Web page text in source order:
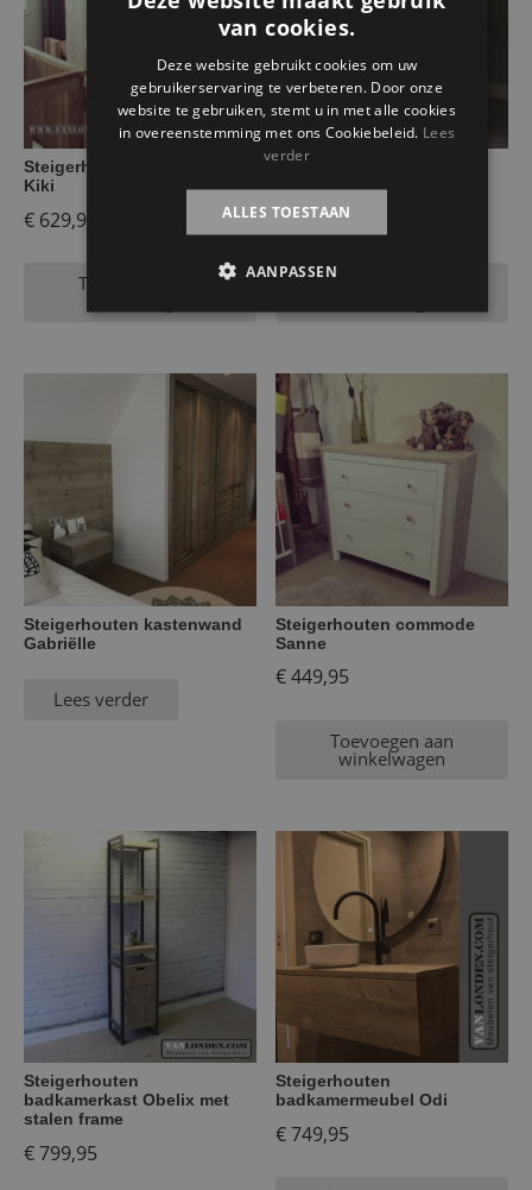
Steigerhouten kledingkast
Kiki
€ 629,95
Toevoegen aan
Steigerhouten commode
Cato
€549,95
Toevoegen aan
Steigerhouten kastenwand
Gabriëlle
Lees verder
Steigerhouten commode
Sanne
€449,95
Toevoegen aan
winkelwagen
Steigerhouten
badkamerkast Obelix met
stalen frame
€799,95
Steigerhouten
badkamermeubel Odi
€749,95
van cookies.
Deze website gebruikt cookies om uw
gebruikerservaring te verbeteren. Door onze
website te gebruiken, stemt u in met alle cookies
in overeenstemming met ons Cookiebeleid. Lees
verder
ALLES TOESTAAN
AANPASSEN